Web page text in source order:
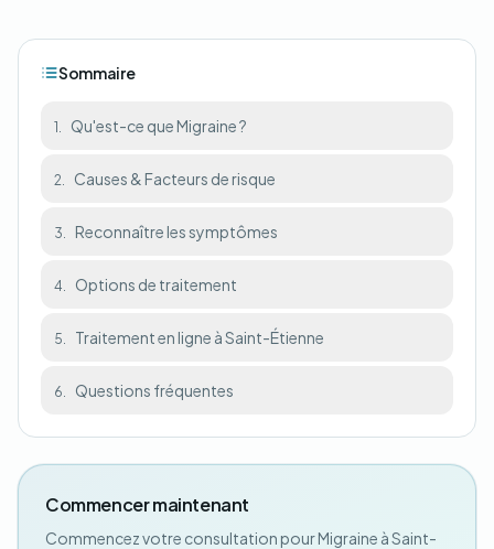
Sommaire
1. Qu'est-ce que Migraine ?
2. Causes & Facteurs de risque
3. Reconnaître les symptômes
4. Options de traitement
5. Traitement en ligne à Saint-Étienne
6. Questions fréquentes
Commencer maintenant
Commencez votre consultation pour Migraine à Saint-